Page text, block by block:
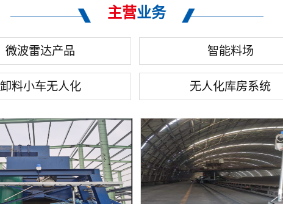
主营业务
微波雷达产品 智能料场
卸料小车无人化 无人化库房系统